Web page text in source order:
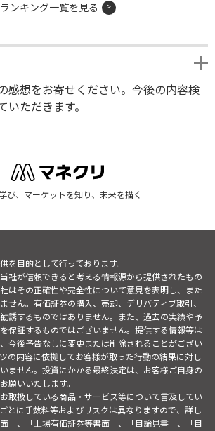
ランキング一覧を見る
感想をお寄せください。今後の内容検
ただきます。
び、マーケットを知り、未来を描く
を目的として行っております。
社が信頼できると考える情報源から提供されたもの
はその正確性や完全性について意見を表明し、また
せん。有価証券の購入、売却、デリバティブ取引、
誘するものではありません。また、過去の実績や予
保証するものではございません。提供する情報等は
今後予告なしに変更または削除されることがござい
の内容に依拠してお客様が取った行動の結果に対し
ません。投資にかかる最終決定は、お客様ご自身の
願いいたします。
取扱している商品・サービス等について言及してい
とに手数料等およびリスクは異なりますので、詳し
」、「上場有価証券等書面」、「目論見書」、「目